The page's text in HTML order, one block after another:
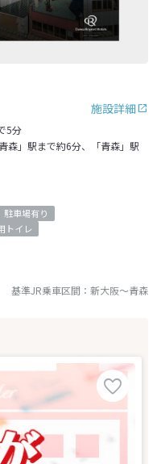
施設詳細
5分
森」駅まで約6分、「青森」駅
駐車場有り
トイレ
基準JR乗車区間： 新大阪～青森